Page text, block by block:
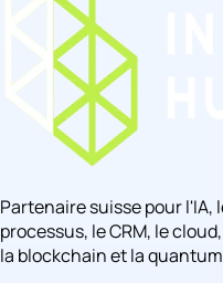
Partenaire suisse pour
processus, le CRM, le
la blockchain et la